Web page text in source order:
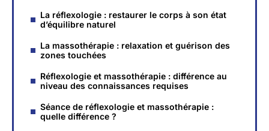
La réflexologie : restaurer le corps à son état
d’équilibre naturel
La massothérapie : relaxation et guérison des
zones touchées
Réflexologie et massothérapie : différence au
niveau des connaissances requises
Séance de réflexologie et massothérapie :
quelle différence ?